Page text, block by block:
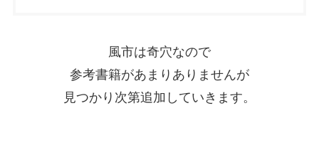
風市は奇穴なので
参考書籍があまりありませんが
見つかり次第追加していきます。